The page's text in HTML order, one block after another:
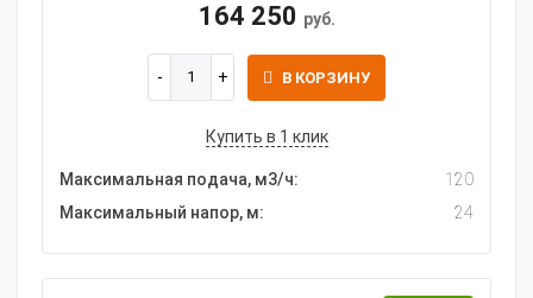
164 250 руб.
В КОРЗИНУ
Купить в 1 клик
Максимальная подача, м3/ч:
120
Максимальный напор, м:
24